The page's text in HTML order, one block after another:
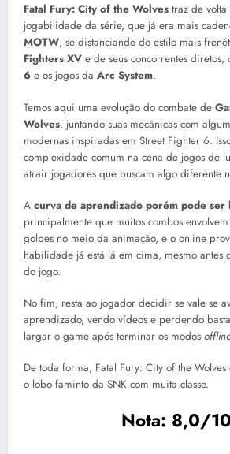
Fatal Fury: City of the Wolves traz de
jogabilidade da série, que já era mais
MOTW, se distanciando do estilo mais
Fighters XV e de seus concorrentes diretos,
6 e os jogos da Arc System.
Temos aqui uma evolução do combate de
Wolves, juntando suas mecânicas com
modernas inspiradas em Street Fighter 6.
complexidade comum na cena de jogos de
atrair jogadores que buscam algo diferente
A curva de aprendizado porém pode ser
principalmente que muitos combos
golpes no meio da animação, e o online
habilidade já está lá em cima, mesmo antes
do jogo.
No fim, resta ao jogador decidir se vale se
aprendizado, vendo vídeos e perdendo
largar o game após terminar os modos
De toda forma, Fatal Fury: City of the
o lobo faminto da SNK com muita classe.
Nota: 8,0/10